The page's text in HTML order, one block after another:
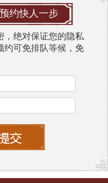
约快人一步
，绝对保证您的隐私
约可免排队等候，免